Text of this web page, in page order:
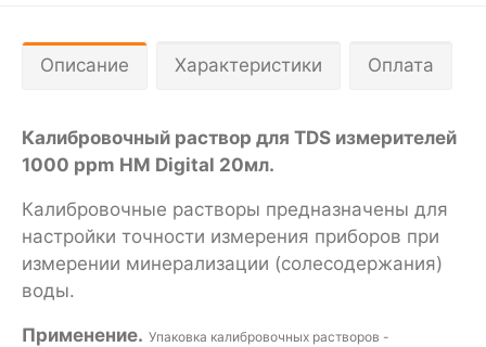
Описание Характеристики Оплата
Калибровочный раствор для TDS измерителей
1000 ppm HM Digital 20мл.
Калибровочные растворы предназначены для
настройки точности измерения приборов при
измерении минерализации (солесодержания)
воды.
Применение. Упаковка калибровочных растворов -